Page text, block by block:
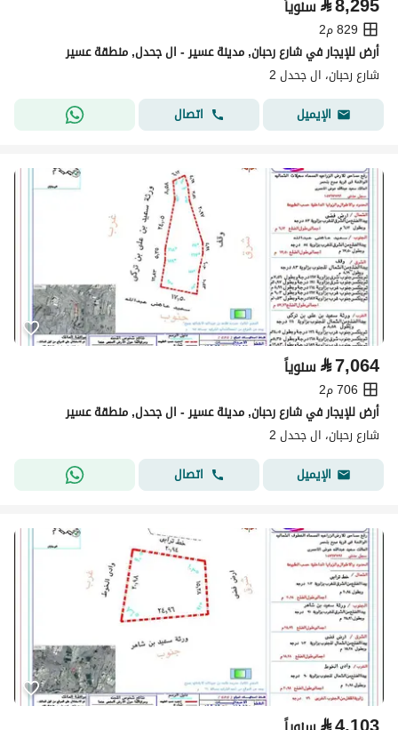
سنوياً
829 م2
أرض للإيجار في شارع رحبان, مدينة عسير - ال جحدل, منطقة عسير
شارع رحبان، ال جحدل 2
الإيميل
اتصال
⃁7,064 سنوياً
706 م2
أرض للإيجار في شارع رحبان, مدينة عسير - ال جحدل, منطقة عسير
شارع رحبان، ال جحدل 2
الإيميل
اتصال